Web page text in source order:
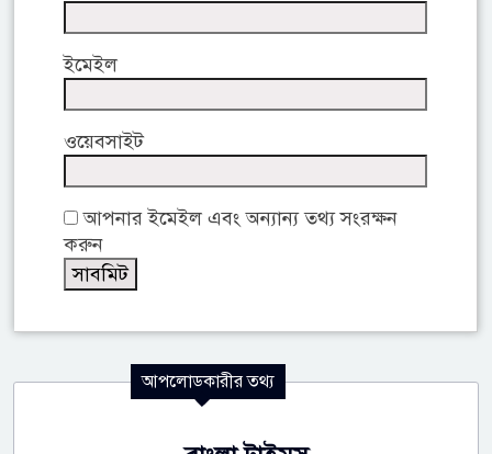
ইমেইল
ওয়েবসাইট
আপনার ইমেইল এবং অন্যান্য তথ্য সংরক্ষন
করুন
আপলোডকারীর তথ্য